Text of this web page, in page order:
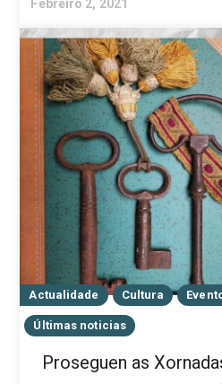
Febreiro 2, 2021
Actualidade Cultura
Últimas noticias
Proseguen as